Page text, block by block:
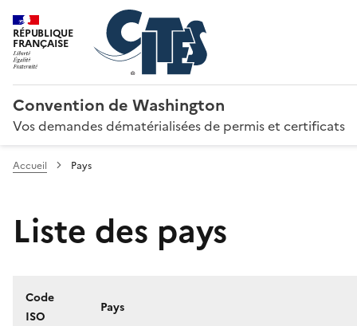
RÉPUBLIQUE
FRANÇAISE
Convention de Washington
Vos demandes dématérialisées de permis et certificats
Accueil Pays
Liste des pays
Code
ISO
Pays